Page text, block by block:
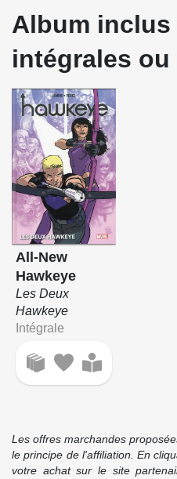
Album inclus
intégrales
All-New
Hawkeye
Les Deux
Hawkeye
Intégrale
Les offres marchandes
le principe de l'affiliation. En
votre achat sur le site